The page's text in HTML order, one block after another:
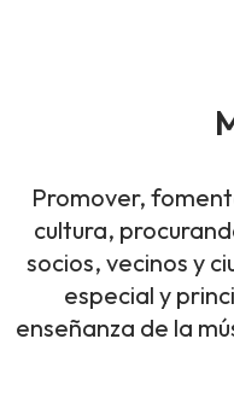
Promover,
cultura,
socios, vecinos y
especial y
enseñanza de la